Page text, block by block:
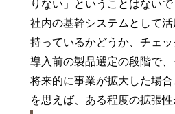
りない」ということはない
社内の基幹システムとして
持っているかどうか、チェ
導入前の製品選定の段階で
将来的に事業が拡大した場
を思えば、ある程度の拡張